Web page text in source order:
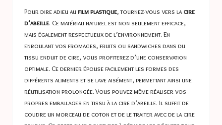
Pour dire adieu au film plastique, tournez-vous vers lacire
d’abeille. Ce matériau naturel est non seulement efficace,
mais également respectueux de l’environnement. En
enroulant vos fromages, fruits ou sandwiches dans du
tissu enduit de cire, vous profiterez d’une conservation
optimale. Ce dernier épouse facilement les formes des
différents aliments et se lave aisément, permettant ainsi une
réutilisation prolongée. Vous pouvez même réaliser vos
propres emballages en tissu à la cire d’abeille. Il suffit de
coudre un morceau de coton et de le traiter avec de la cire